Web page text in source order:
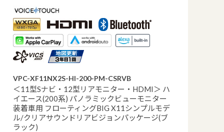
VPC-XF11NX2S-HI-200-PM-CSRVB
＜11型Sナビ・12型リアモニター・HDMI＞ ハ
イエース(200系) パノラミックビューモニター
装着車用 フローティングBIG X11シンプルモデ
ル/クリアサウンドリアビジョンパッケージ(ブ
ラック)